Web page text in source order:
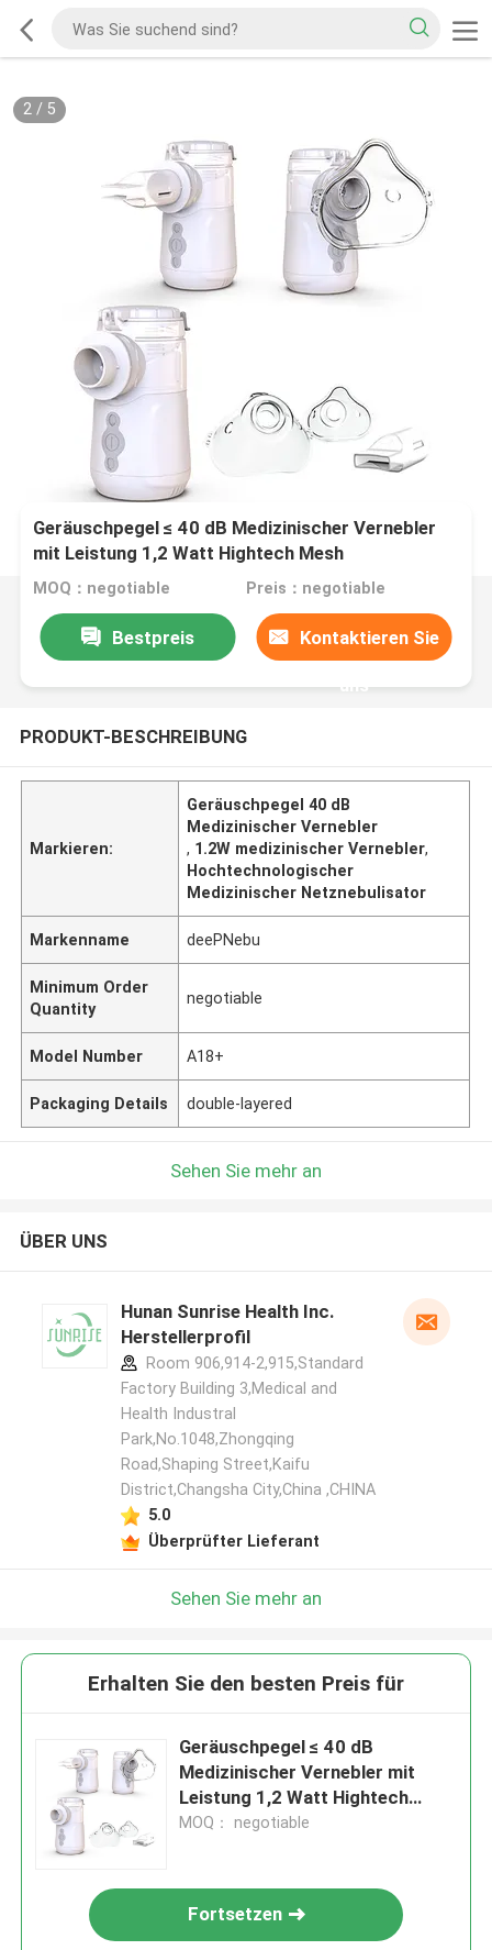
2/ 5
Geräuschpegel ≤ 40 dB Medizinischer Vernebler
mit Leistung 1,2 Watt Hightech Mesh
MOQ：negotiable Preis：negotiable
Bestpreis Kontaktieren Sie
uns
PRODUKT-BESCHREIBUNG
Markieren:
Geräuschpegel 40 dB
Medizinischer Vernebler
, 1.2W medizinischer Vernebler,
Hochtechnologischer
Medizinischer Netznebulisator
Markenname deePNebu
Minimum Order
Quantity
negotiable
Model Number A18+
Packaging Details double-layered
Sehen Sie mehr an
ÜBER UNS
Hunan Sunrise Health Inc.
Herstellerprofil
Room 906,914-2,915,Standard
Factory Building 3,Medical and
Health Industral
Park,No.1048,Zhongqing
Road,Shaping Street,Kaifu
District,Changsha City,China ,CHINA
5.0
Überprüfter Lieferant
Sehen Sie mehr an
Erhalten Sie den besten Preis für
Geräuschpegel ≤ 40 dB
Medizinischer Vernebler mit
Leistung 1,2 Watt Hightech
Mesh
MOQ： negotiable
Fortsetzen